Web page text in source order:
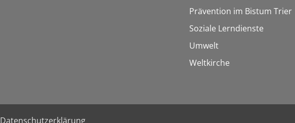
Prävention im Bistum Trier
Soziale Lerndienste
Umwelt
Weltkirche
Datenschutzerklärung